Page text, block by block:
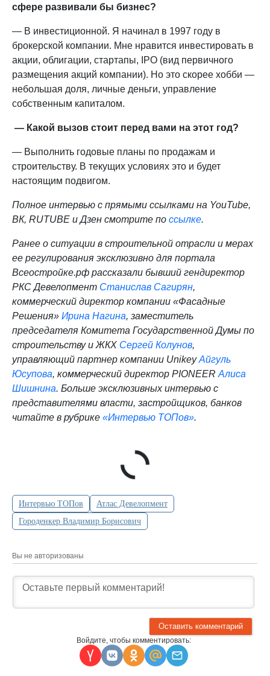
сфере развивали бы бизнес?
— В инвестиционной. Я начинал в 1997 году в
брокерской компании. Мне нравится инвестировать в
акции, облигации, стартапы, IPO (вид первичного
размещения акций компании). Но это скорее хобби —
небольшая доля, личные деньги, управление
собственным капиталом.
— Какой вызов стоит перед вами на этот год?
— Выполнить годовые планы по продажам и
строительству. В текущих условиях это и будет
настоящим подвигом.
Полное интервью с прямыми ссылками на YouTube,
ВК, RUTUBE и Дзен смотрите по ссылке.
Ранее о ситуации в строительной отрасли и мерах
ее регулирования эксклюзивно для портала
Всеостройке.рф рассказали бывший гендиректор
РКС Девелопмент Станислав Сагирян,
коммерческий директор компании «Фасадные
Решения» Ирина Нагина, заместитель
председателя Комитета Государственной Думы по
строительству и ЖКХ Сергей Колунов,
управляющий партнер компании UnikeyАйгуль
Юсупова, коммерческий директор PIONEER Алиса
Шишнина. Больше эксклюзивных интервью с
представителями власти, застройщиков, банков
читайте в рубрике «Интервью ТОПов».
Интервью ТОПов
Атлас Девелопмент
Городенкер Владимир Борисович
Вы не авторизованы
Войдите, чтобы комментировать: